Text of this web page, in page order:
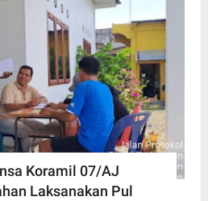
Koramil 07/AJ
Laksanakan Pul